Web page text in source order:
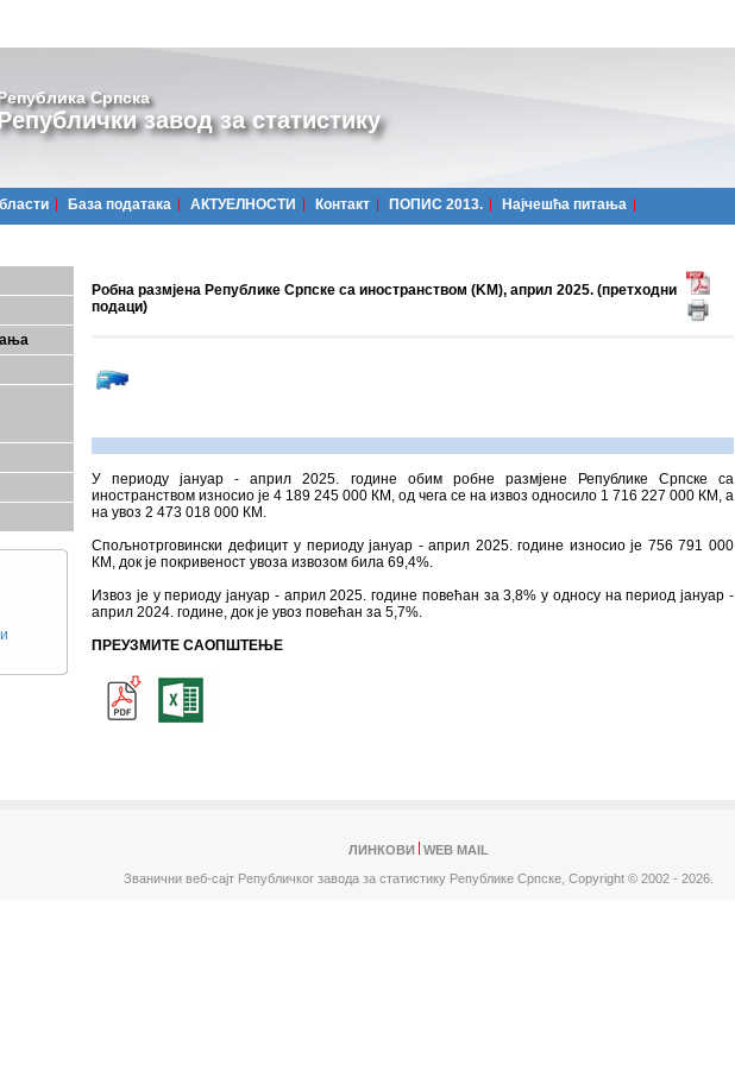
Српска
завод за статистику
Базa података АКТУЕЛНОСТИ Контакт ПОПИС 2013. Најчешћa питања
Робна размјена Републике Српске са иностранством (KM), април 2025. (претходни
подаци)
У периоду јануар - април 2025. године обим робне размјене Републике Српске са
иностранством износио је 4 189 245 000 КМ, од чега се на извоз односило 1 716 227 000 КМ, а
на увоз 2 473 018 000 КМ.
Спољнотрговински дефицит у периоду јануар - април 2025. године износио је 756 791 000
КМ, док је покривеност увоза извозом била 69,4%.
Извоз је у периоду јануар - април 2025. године повећан за 3,8% у односу на период јануар -
април 2024. године, док је увоз повећан за 5,7%.
ПРЕУЗМИТЕ САОПШТЕЊЕ
ЛИНКОВИ
WEB MAIL
Званични веб-сајт Републичког завода за статистику Републике Српске, Copyright © 2002 - 2026.